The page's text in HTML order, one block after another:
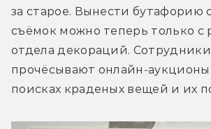
за старое. Вынести бутафорию
съёмок можно теперь только с
отдела декораций.
прочёсывают онлайн-аукционы
поисках краденых вещей и их